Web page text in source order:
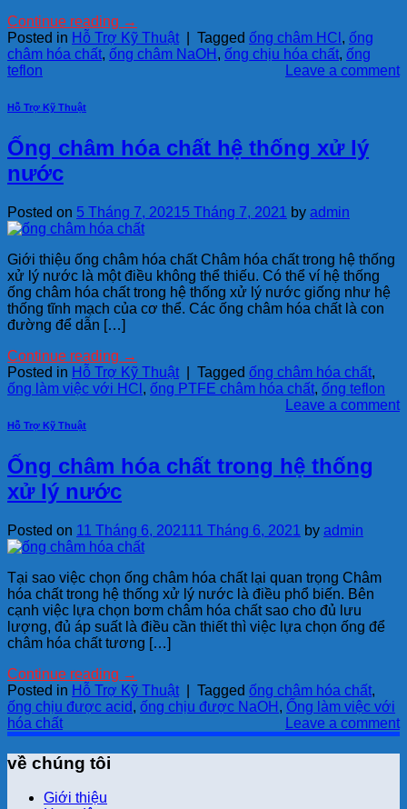
Continue reading →
Posted in Hỗ Trợ Kỹ Thuật Tagged ống châm HCl , ống
châm hóa chất, ống châm NaOH , ống chịu hóa chất, ống
teflon
Leave a comment
Hỗ Trợ Kỹ Thuật
Ống châm hóa chất hệ thống xử lý
nước
Posted on 5 Tháng 7, 20215 Tháng 7, 2021 by admin
Giới thiệu ống châm hóa chất Châm hóa chất trong hệ thống
xử lý nước là một điều không thể thiếu. Có thể ví hệ thống
ống châm hóa chất trong hệ thống xử lý nước giống như hệ
thống tĩnh mạch của cơ thể. Các ống châm hóa chất là con
đường để dẫn […]
Continue reading →
Posted in Hỗ Trợ Kỹ Thuật Tagged ống châm hóa chất,
ống làm việc với HCl , ống PTFE châm hóa chất, ống teflon
Leave a comment
Hỗ Trợ Kỹ Thuật
Ống châm hóa chất trong hệ thống
xử lý nước
Posted on 11 Tháng 6, 202111 Tháng 6, 2021 by admin
Tại sao việc chọn ống châm hóa chất lại quan trọng Châm
hóa chất trong hệ thống xử lý nước là điều phổ biến. Bên
cạnh việc lựa chọn bơm châm hóa chất sao cho đủ lưu
lượng, đủ áp suất là điều cần thiết thì việc lựa chọn ống để
châm hóa chất tương […]
Continue reading →
Posted in Hỗ Trợ Kỹ Thuật Tagged ống châm hóa chất,
ống chịu được acid, ống chịu được NaOH , Ống làm việc với
hóa chất
Leave a comment
về chúng tôi
Giới thiệu